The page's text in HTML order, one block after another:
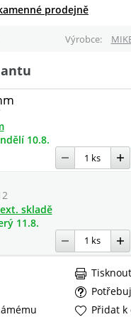
prodejně
Výrobce
10.8.
skladě
11.8.
Tisknout
Přidat